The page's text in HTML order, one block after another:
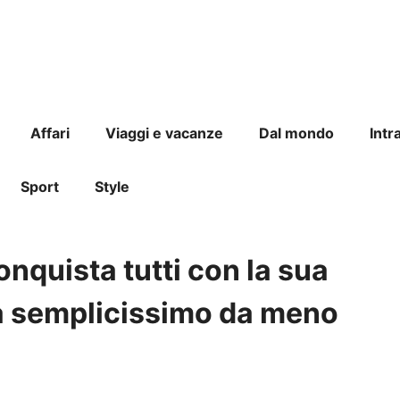
Affari Viaggi e vacanze Dal mondo
Sport Style
tutti con la sua
da meno